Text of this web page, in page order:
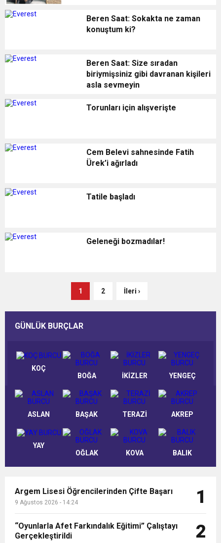
Beren Saat: Sokakta ne zaman
konuştum ki?
Beren Saat: Size sıradan
biriymişsiniz gibi davranan kişileri
asla sevmeyin
Torunları için alışverişte
Cem Belevi sahnesinde Fatih
Ürek’i ağırladı
Tatile başladı
Geleneği bozmadılar!
1 2 İleri ›
GÜNLÜK BURÇLAR
KOÇ
BOĞA
İKİZLER YENGEÇ
ASLAN BAŞAK TERAZİ AKREP
YAY
OĞLAK
KOVA BALIK
Argem Lisesi Öğrencilerinden Çifte Başarı
9 Ağustos 2026 - 14:24 1
“Oyunlarla Afet Farkındalık Eğitimi” Çalıştayı
Gerçekleştirildi
2